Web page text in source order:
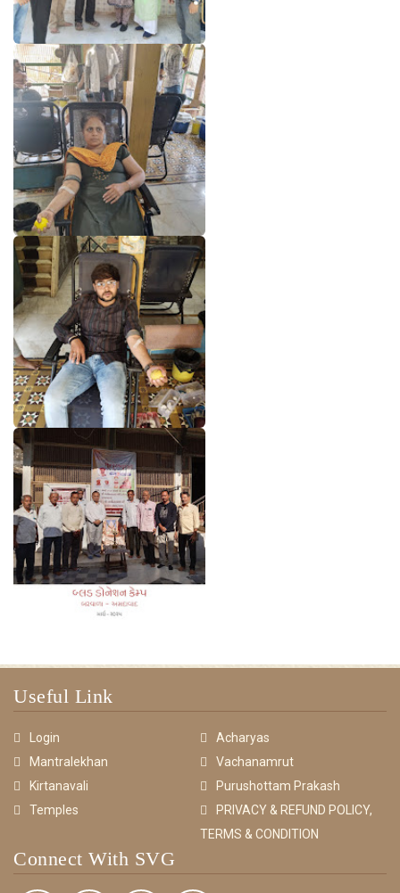
Useful Link
Login
Acharyas
Mantralekhan
Vachanamrut
Kirtanavali
Purushottam Prakash
Temples
PRIVACY & REFUND POLICY,
TERMS & CONDITION
Connect With SVG